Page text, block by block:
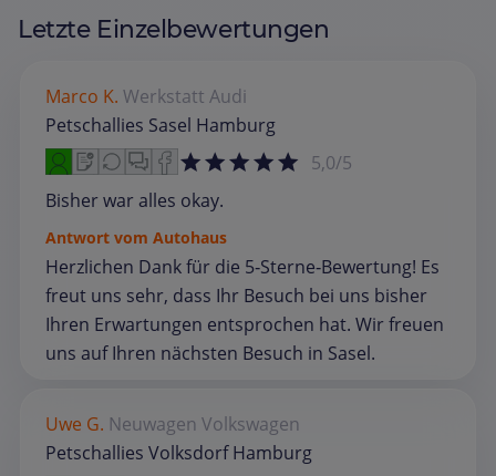
Letzte Einzelbewertungen
Marco K. Werkstatt Audi
Petschallies Sasel Hamburg
5,0/5
Bisher war alles okay.
Antwort vom Autohaus
Herzlichen Dank für die 5‑Sterne‑Bewertung! Es
freut uns sehr, dass Ihr Besuch bei uns bisher
Ihren Erwartungen entsprochen hat. Wir freuen
uns auf Ihren nächsten Besuch in Sasel.
Uwe G. Neuwagen Volkswagen
Petschallies Volksdorf Hamburg